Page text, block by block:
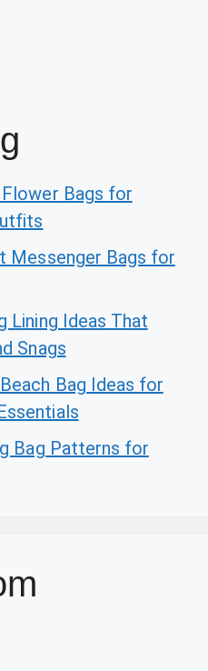
Bags for
Messenger Bags for
Lining Ideas That
Snags
Bag Ideas for
Bag Patterns for